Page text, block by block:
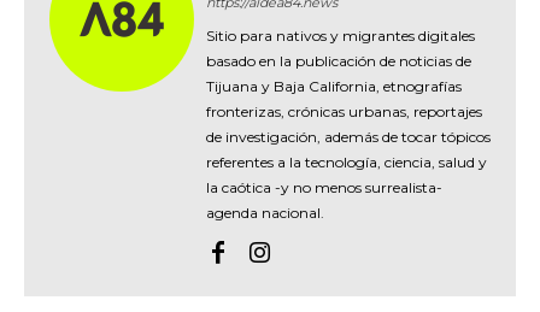
Sitio para nativos y migrantes digitales
basado en la publicación de noticias de
Tijuana y Baja California, etnografías
fronterizas, crónicas urbanas, reportajes
de investigación, además de tocar tópicos
referentes a la tecnología, ciencia, salud y
la caótica -y no menos surrealista-
agenda nacional.